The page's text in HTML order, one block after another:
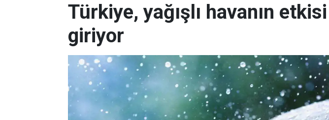
Türkiye, yağışlı havanın
giriyor